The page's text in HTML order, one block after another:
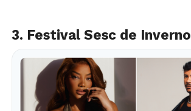
3. Festival Sesc de Inverno